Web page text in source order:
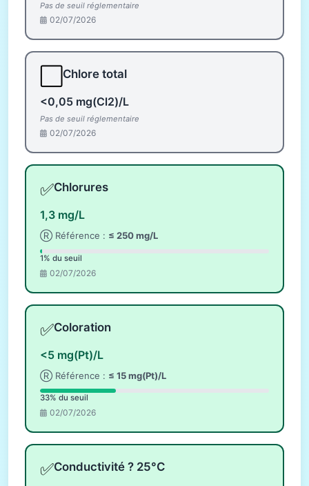
Pas de seuil réglementaire
02/07/2026
Chlore total
<0,05 mg(Cl2)/L
Pas de seuil réglementaire
02/07/2026
✅Chlorures
1,3 mg/L
Ⓡ Référence : ≤ 250 mg/L
1% du seuil
02/07/2026
✅Coloration
<5 mg(Pt)/L
Ⓡ Référence : ≤ 15 mg(Pt)/L
33% du seuil
02/07/2026
✅Conductivité ? 25°C